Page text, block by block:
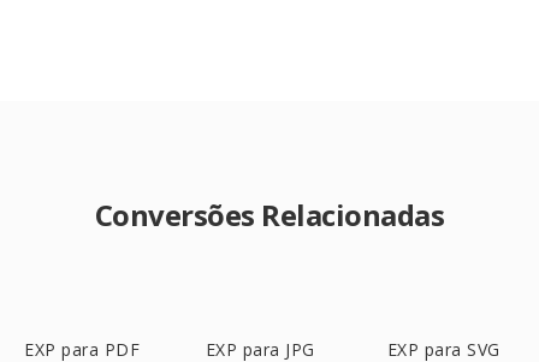
Conversões Relacionadas
EXP para PDF EXP para JPG EXP para SVG